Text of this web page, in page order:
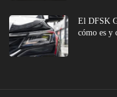
El DFSK
cómo es y